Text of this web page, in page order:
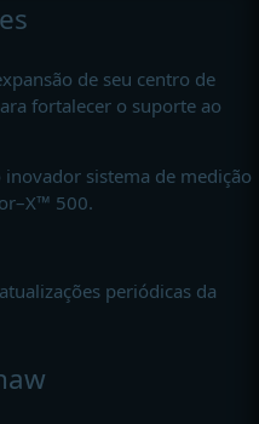
de seu centro de
fortalecer o suporte ao
inovador sistema de medição
500.
periódicas da